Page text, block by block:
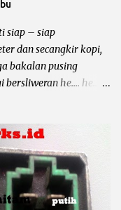
6301 RS / Honda Revo
siap – siap
dan secangkir kopi,
bakalan pusing
he.... he...
honda beat
current) alias
berasal dari accu
apa gunanya spul
sebagai pulser dan